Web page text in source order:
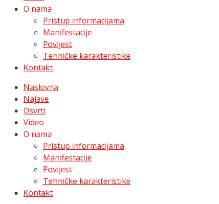
O nama
Pristup informacijama
Manifestacije
Povijest
Tehničke karakteristike
Kontakt
Naslovna
Najave
Osvrti
Video
O nama
Pristup informacijama
Manifestacije
Povijest
Tehničke karakteristike
Kontakt